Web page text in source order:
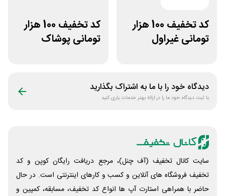
کد تخفیف 100 هزار
تومانی غیراول
کد تخفیف 100 هزار
تومانی پوشاک
دیدگاه خود را با ما به اشتراک بگذارید
با ثبت دیدگاه خود ما را در ارائه بهتر خدمات یاری کنید
سایت کانال تخفیف (آف چنل)، مرجع دریافت رایگان کوپن و کد
تخفیف فروشگاه های آنلاین و کسب و‌ کارهای اینترنتی است. در حال
حاضر با همراهی استارت آپ ها انواع کد تخفیف، مسابقه، کمپین و